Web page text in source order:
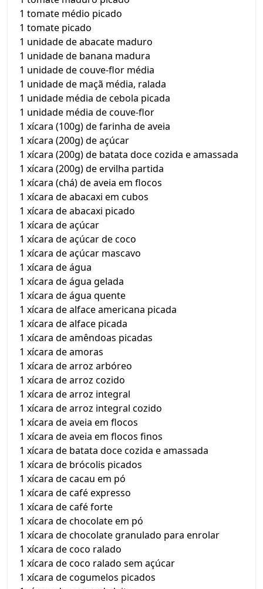
1 tomate médio picado
1 tomate picado
1 unidade de abacate maduro
1 unidade de banana madura
1 unidade de couve-flor média
1 unidade de maçã média, ralada
1 unidade média de cebola picada
1 unidade média de couve-flor
1 xícara (100g) de farinha de aveia
1 xícara (200g) de açúcar
1 xícara (200g) de batata doce cozida e amassada
1 xícara (200g) de ervilha partida
1 xícara (chá) de aveia em flocos
1 xícara de abacaxi em cubos
1 xícara de abacaxi picado
1 xícara de açúcar
1 xícara de açúcar de coco
1 xícara de açúcar mascavo
1 xícara de água
1 xícara de água gelada
1 xícara de água quente
1 xícara de alface americana picada
1 xícara de alface picada
1 xícara de amêndoas picadas
1 xícara de amoras
1 xícara de arroz arbóreo
1 xícara de arroz cozido
1 xícara de arroz integral
1 xícara de arroz integral cozido
1 xícara de aveia em flocos
1 xícara de aveia em flocos finos
1 xícara de batata doce cozida e amassada
1 xícara de brócolis picados
1 xícara de cacau em pó
1 xícara de café expresso
1 xícara de café forte
1 xícara de chocolate em pó
1 xícara de chocolate granulado para enrolar
1 xícara de coco ralado
1 xícara de coco ralado sem açúcar
1 xícara de cogumelos picados